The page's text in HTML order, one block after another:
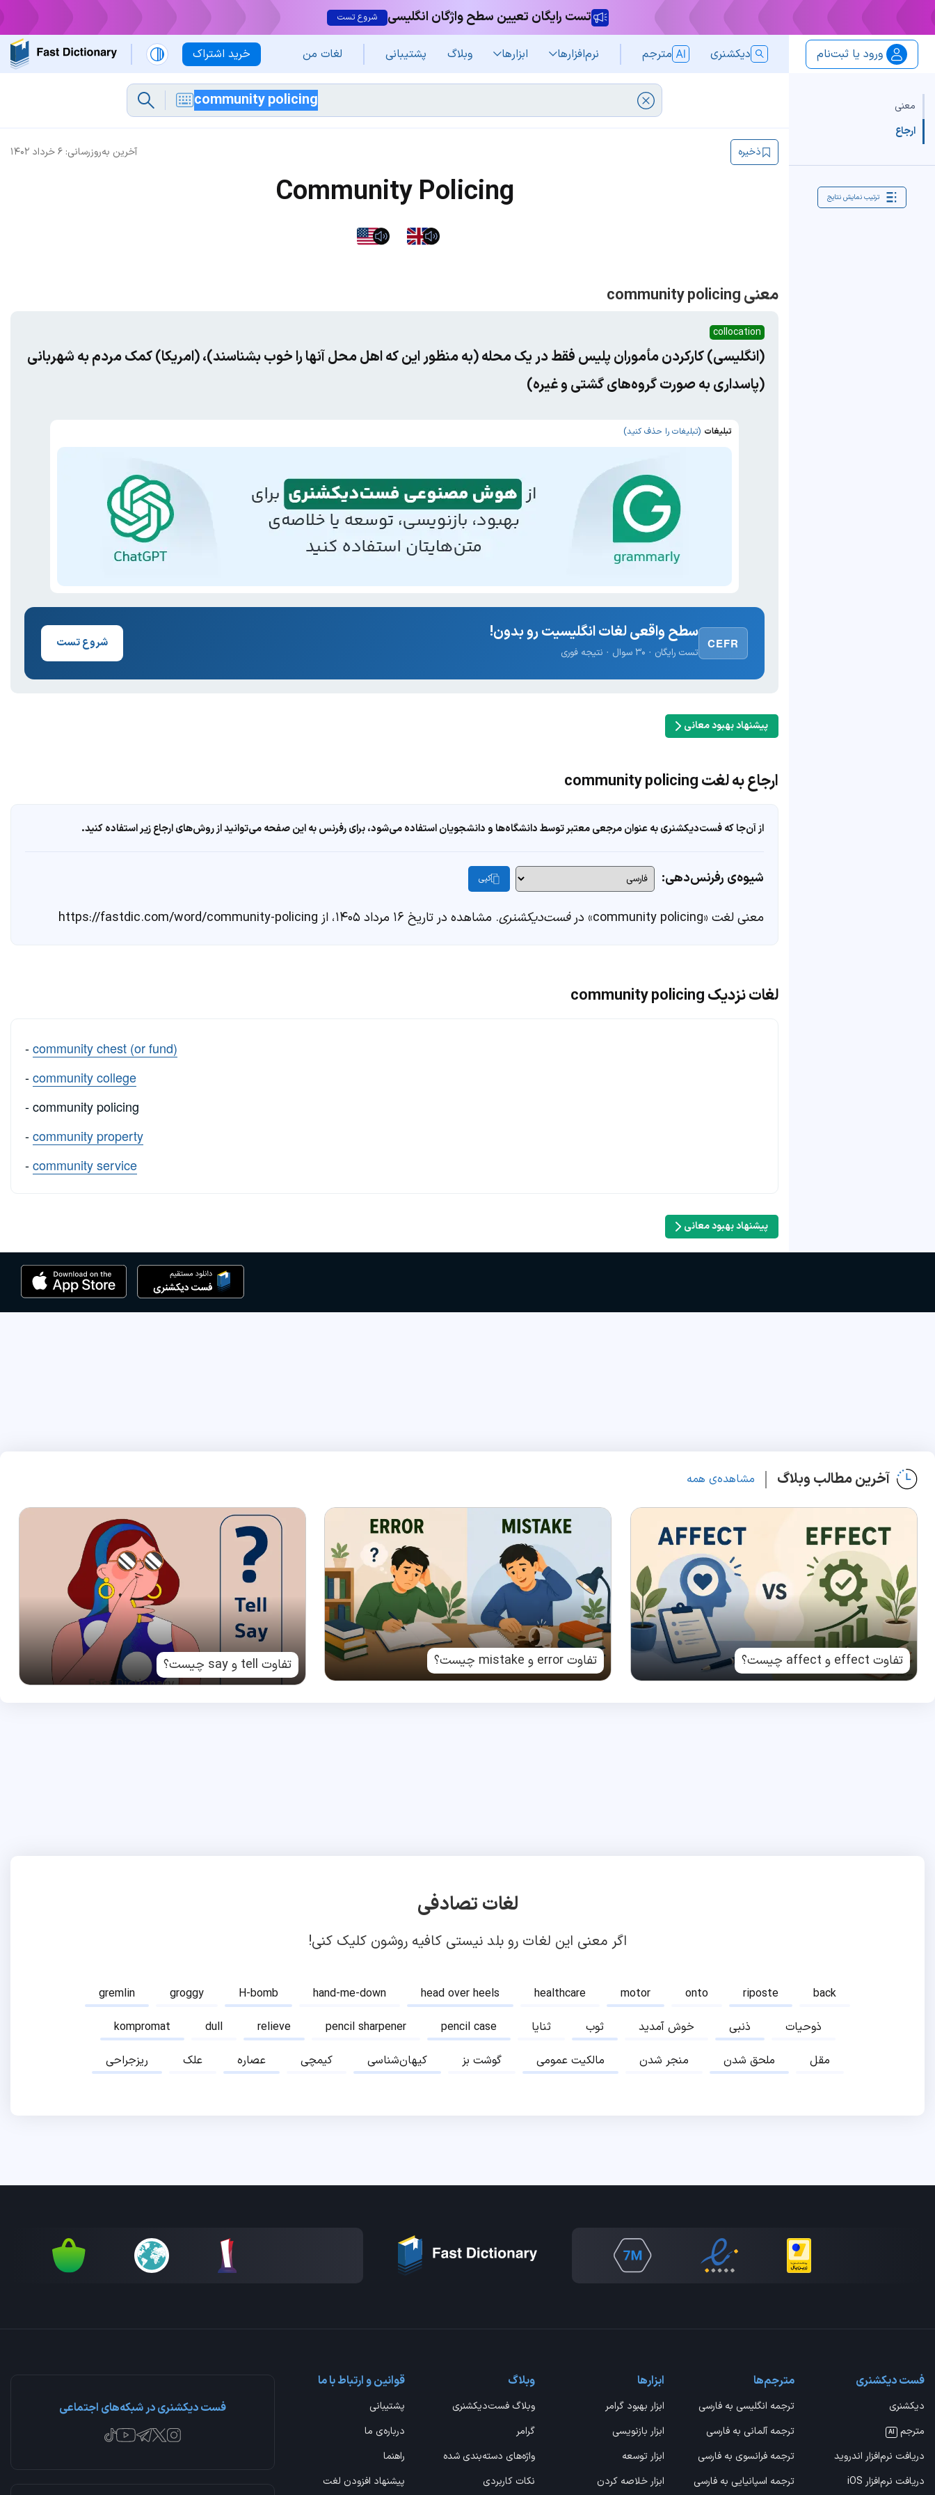
تست رایگان تعیین سطح واژگان انگلیسی شروع تست
خرید اشتراک ورود یا ثبت‌نام دیکشنری مترجم نرم‌افزار‌ها ابزارها وبلاگ پشتیبانی لغات من
معنی
ارجاع
ترتیب نمایش نتایج
آخرین به‌روزرسانی: ۶ خرداد ۱۴۰۲ ذخیره
Community Policing
معنی community policing
collocation
(انگلیسی) کارکردن مأموران پلیس فقط در یک محله (به منظور این که اهل محل آنها را خوب بشناسند)، (امریکا) کمک مردم به شهربانی
(پاسداری به صورت گروه‌های گشتی و غیره)
تبلیغات (تبلیغات را حذف کنید)
CEFR
سطح واقعی لغات انگلیسیت رو بدون!
تست رایگان · ۳۰ سوال · نتیجه فوری
شروع تست
پیشنهاد بهبود معانی
ارجاع به لغت community policing
از آن‌جا که فست‌دیکشنری به عنوان مرجعی معتبر توسط دانشگاه‌ها و دانشجویان استفاده می‌شود، برای رفرنس به این صفحه می‌توانید از روش‌های ارجاع زیر استفاده کنید.
شیوه‌ی رفرنس‌دهی: کپی
معنی لغت «community policing» در فست‌دیکشنری. مشاهده در تاریخ ۱۶ مرداد ۱۴۰۵، از https://fastdic.com/word/community-policing
لغات نزدیک community policing
-community chest (or fund)
-community college
- community policing
-community property
-community service
پیشنهاد بهبود معانی
آخرین مطالب وبلاگ مشاهده‌ی همه
تفاوت effect و affect چیست؟ تفاوت error و mistake چیست؟ تفاوت tell و say چیست؟
لغات تصادفی
اگر معنی این لغات رو بلد نیستی کافیه روشون کلیک کنی!
gremlin groggy H-bomb hand-me-down head over heels healthcare motor onto riposte
back
kompromat
dull relieve pencil sharpener pencil case ثنایا ثوب خوش آمدید ذنبی
ذوحیات
ریزجراحی
علک عصاره کیمچی کیهان‌شناسی گوشت بز مالکیت عمومی منجر شدن ملحق شدن مقل
فست دیکشنری
دیکشنری
مترجم
AI
دریافت نرم‌افزار اندروید
دریافت نرم‌افزار iOS
مترجم‌ها
ترجمه انگلیسی به فارسی
ترجمه آلمانی به فارسی
ترجمه فرانسوی به فارسی
ترجمه اسپانیایی به فارسی
ابزارها
ابزار بهبود گرامر
ابزار بازنویسی
ابزار توسعه
ابزار خلاصه کردن
وبلاگ
وبلاگ فست‌دیکشنری
گرامر
واژه‌های دسته‌بندی شده
نکات کاربردی
قوانین و ارتباط با ما
پشتیبانی
درباره‌ی ما
راهنما
پیشنهاد افزودن لغت
فست دیکشنری در شبکه‌های اجتماعی